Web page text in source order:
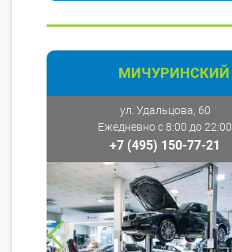
МИЧУРИНСКИЙ
ул. Удальцова, 60
Ежедневно с 8:00 до 22:00
+7 (495) 150-77-21